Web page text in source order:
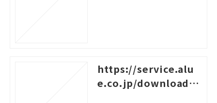
https://service.alu
e.co.jp/download/4